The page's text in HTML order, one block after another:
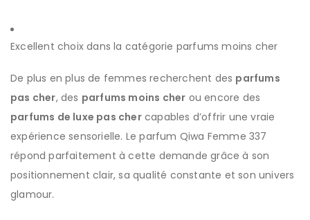
Excellent choix dans la catégorie parfums moins cher
De plus en plus de femmes recherchent des parfums
pas cher, des parfums moins cher ou encore des
parfums de luxe pas chercapables d’offrir une vraie
expérience sensorielle. Le parfum Qiwa Femme 337
répond parfaitement à cette demande grâce à son
positionnement clair, sa qualité constante et son univers
glamour.